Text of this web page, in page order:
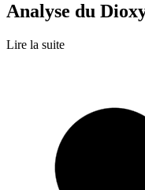
Analyse du
Lire la suite